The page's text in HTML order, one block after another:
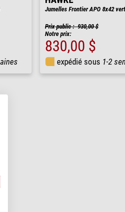
Jumelles Frontier APO 8x42 vert
Prix public : 930,00 $
Notre prix:
830,00 $
expédié sous 1-2